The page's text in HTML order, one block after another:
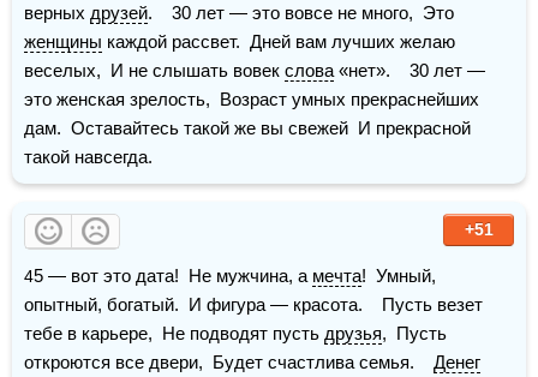
верных друзей
женщины каждой рассвет.  Дней вам лучших желаю
веселых,  И не слышать вовек слова «нет».    30 лет —
это женская зрелость,  Возраст умных прекраснейших
дам.  Оставайтесь такой же вы свежей  И прекрасной
такой навсегда.
+51
45 — вот это дата!  Не мужчина, а мечта!  Умный,
опытный, богатый.  И фигура — красота.    Пусть везет
тебе в карьере,  Не подводят пусть друзья,  Пусть
откроются все двери,  Будет счастлива семья. Денег